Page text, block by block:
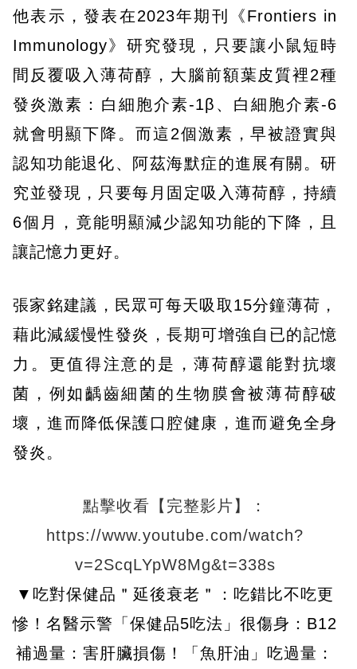
他表示，發表在2023年期刊《Frontiers in
Immunology》研究發現，只要讓小鼠短時
間反覆吸入薄荷醇，大腦前額葉皮質裡2種
發炎激素：白細胞介素-1β、白細胞介素-6
就會明顯下降。而這2個激素，早被證實與
認知功能退化、阿茲海默症的進展有關。研
究並發現，只要每月固定吸入薄荷醇，持續
6個月，竟能明顯減少認知功能的下降，且
讓記憶力更好。
張家銘建議，民眾可每天吸取15分鐘薄荷，
藉此減緩慢性發炎，長期可增強自已的記憶
力。更值得注意的是，薄荷醇還能對抗壞
菌，例如齲齒細菌的生物膜會被薄荷醇破
壞，進而降低保護口腔健康，進而避免全身
發炎。
點擊收看【完整影片】：
https://www.youtube.com/watch?
v=2ScqLYpW8Mg&t=338s
▼吃對保健品＂延後衰老＂：吃錯比不吃更
慘！名醫示警「保健品5吃法」很傷身：B12
補過量：害肝臟損傷！「魚肝油」吃過量：